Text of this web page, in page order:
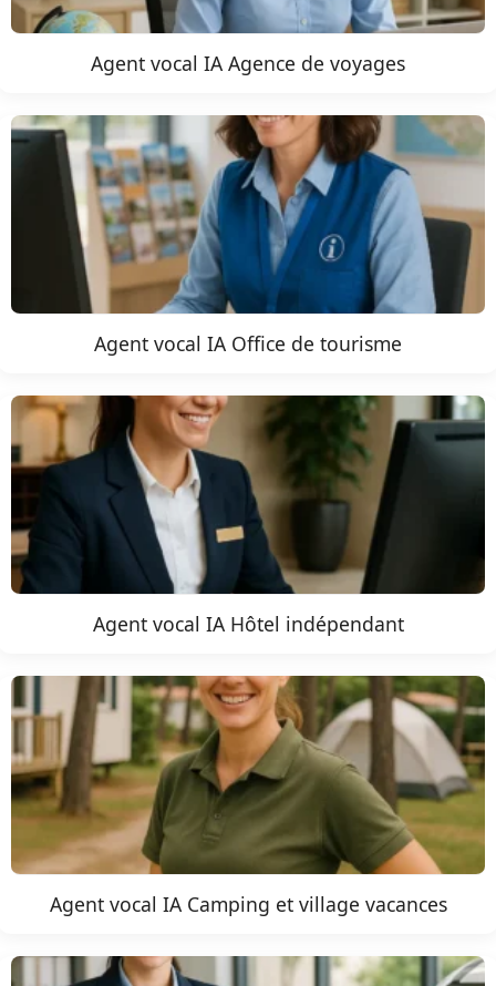
Agent vocal IA Agence de voyages
Agent vocal IA Office de tourisme
Agent vocal IA Hôtel indépendant
Agent vocal IA Camping et village vacances